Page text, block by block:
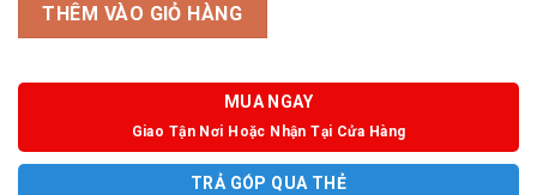
THÊM VÀO GIỎ HÀNG
MUA NGAY
Giao Tận Nơi Hoặc Nhận Tại Cửa Hàng
TRẢ GÓP QUA THẺ